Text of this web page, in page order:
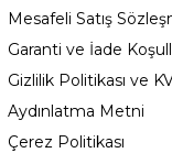
Mesafeli Satış
Garanti ve İade
Gizlilik Politikası ve
Aydınlatma Metni
Çerez Politikası